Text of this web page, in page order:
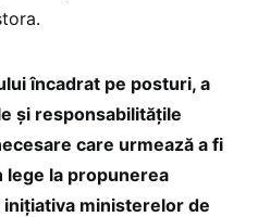
încadrat pe posturi, a
și responsabilitățile
care urmează a fi
lege la propunerea
ministerelor de